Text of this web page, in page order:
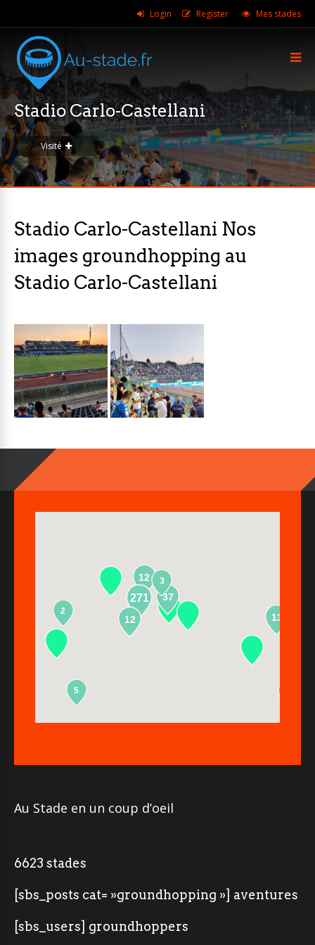
Login Register Mes stades
Stadio Carlo-Castellani
Visité
Stadio Carlo-Castellani Nos
images groundhopping au
Stadio Carlo-Castellani
12
271
13
37
2
5
12
3
Au Stade en un coup d’oeil
6623 stades
[sbs_posts cat= »groundhopping »] aventures
[sbs_users] groundhoppers